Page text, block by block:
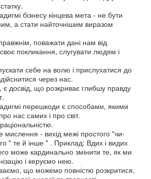
бізнесу кінцева мета - не бути
а стати найточнішим виразом
поважати дані нам від
покликання, слугувати людям і
себе на волю і прислухатися до
через нас.
досвід, що розкриває глибшу правду
перешкоди є способами, якими
нас самих і про світ.
мислення - вихід межі простого "чи-
" те й інше " . Приклад: Вдих і видих
може кардинально змінити те, як ми
і керуємо нею.
що можемо повністю розкритися,